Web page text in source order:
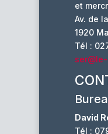
et
Av. de
1920
Tél :
David
Tél :